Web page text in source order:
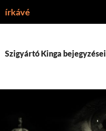
írkávé
Szigyártó Kinga bejegyzései